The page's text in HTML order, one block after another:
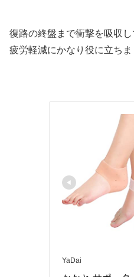
復路の終盤まで衝撃を吸収
疲労軽減にかなり役に立ちま
YaDai